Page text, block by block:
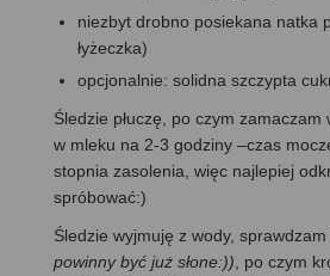
niezbyt drobno posiekana natka
łyżeczka)
opcjonalnie: solidna szczypta
Śledzie płuczę, po czym zamaczam
w mleku na 2-3 godziny –czas
stopnia zasolenia, więc najlepiej
spróbować:)
Śledzie wyjmuję z wody, sprawdzam
powinny być już słone:)) , po czym